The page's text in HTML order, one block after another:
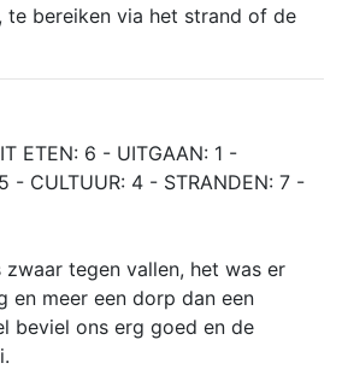
te bereiken via het strand of de
ETEN: 6 - UITGAAN: 1 -
- CULTUUR: 4 - STRANDEN: 7 -
tegen vallen, het was er
en meer een dorp dan een
beviel ons erg goed en de